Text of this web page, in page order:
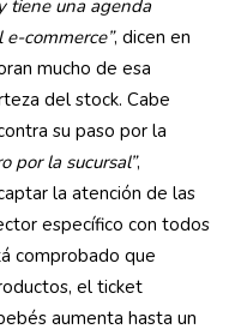
tiene una agenda
commerce”, dicen en
mucho de esa
del stock. Cabe
su paso por la
por la sucursal”,
la atención de las
específico con todos
comprobado que
el ticket
aumenta hasta un